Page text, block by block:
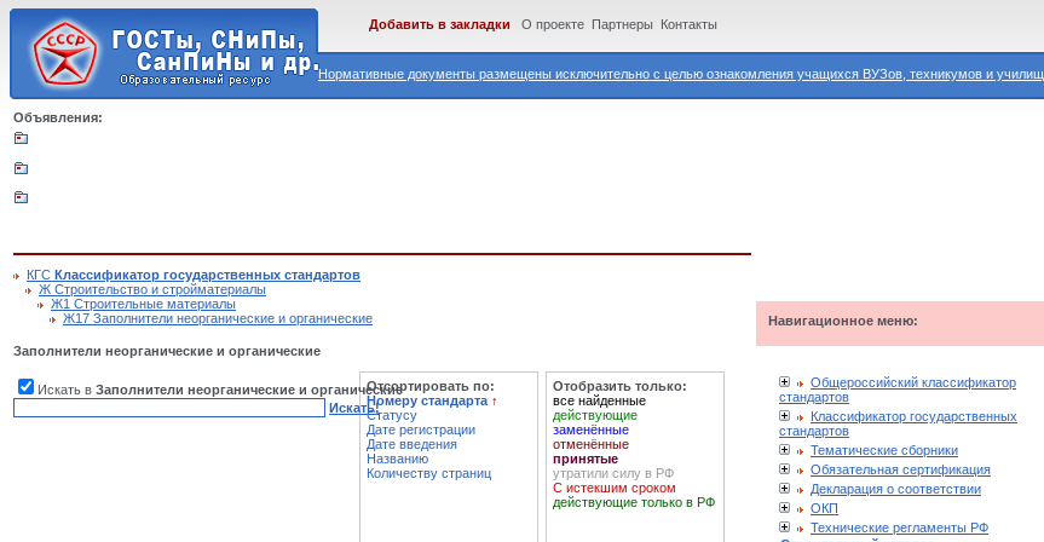
Нормативные документы размещены исключительно с целью ознакомления учащихся ВУЗов, техникумов и училищ.
Добавить в закладки О проекте Партнеры Контакты
Объявления:
КГС Классификатор государственных стандартов
Ж Строительство и стройматериалы
Ж1 Строительные материалы
Ж17 Заполнители неорганические и органические
Заполнители неорганические и органические
Искать в Заполнители неорганические и органические
Искать!
Отсортировать по:
Номеру стандарта ↑
Статусу
Дате регистрации
Дате введения
Названию
Количеству страниц
Отобразить только:
все найденные
действующие
заменённые
отменённые
принятые
утратили силу в РФ
С истекшим сроком
действующие только в РФ
Навигационное меню:
Общероссийский классификатор
стандартов
Классификатор государственных
стандартов
Тематические сборники
Обязательная сертификация
Декларация о соответствии
ОКП
Технические регламенты РФ